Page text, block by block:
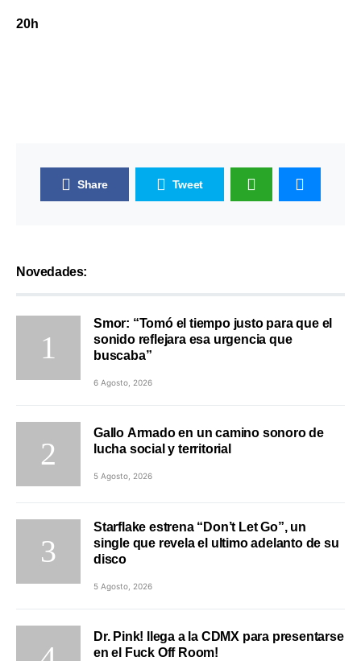
20h
Share Tweet
Novedades:
Smor: “Tomó el tiempo justo para que el
sonido reflejara esa urgencia que
buscaba”
6 Agosto, 2026
Gallo Armado en un camino sonoro de
lucha social y territorial
5 Agosto, 2026
Starflake estrena “Don’t Let Go”, un
single que revela el ultimo adelanto de su
disco
5 Agosto, 2026
Dr. Pink! llega a la CDMX para presentarse
en el Fuck Off Room!